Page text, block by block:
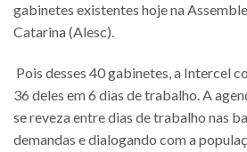
gabinetes existentes hoje na
Catarina (Alesc).
Pois desses 40 gabinetes, a Intercel
36 deles em 6 dias de trabalho. A
se reveza entre dias de trabalho nas
demandas e dialogando com a